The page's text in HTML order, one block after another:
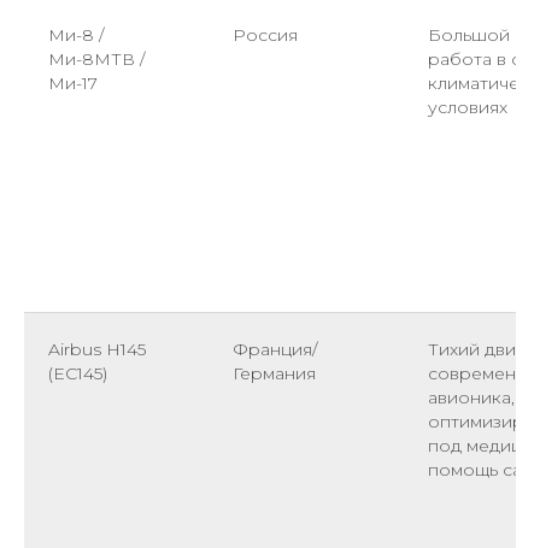
Ми-8 /
Ми-8МТВ /
Ми-17
Россия
Большой
работа в
условиях
Airbus H145
(EC145)
Франция/
Германия
Тихий
авионика,
под
помощь